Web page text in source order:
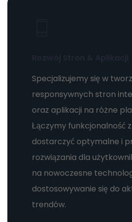
Specjalizujemy się w
responsywnych stron
oraz aplikacji na różne
Łączymy funkcjonalność
dostarczyć optymalne i
rozwiązania dla
na nowoczesne
dostosowywanie się do
trendów.